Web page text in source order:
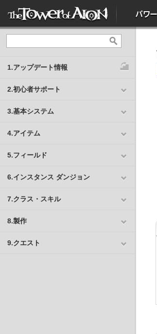
1.アップデート情報
2.初心者サポート
3.基本システム
4.アイテム
5.フィールド
6.インスタンス ダンジョン
7.クラス・スキル
8.製作
9.クエスト